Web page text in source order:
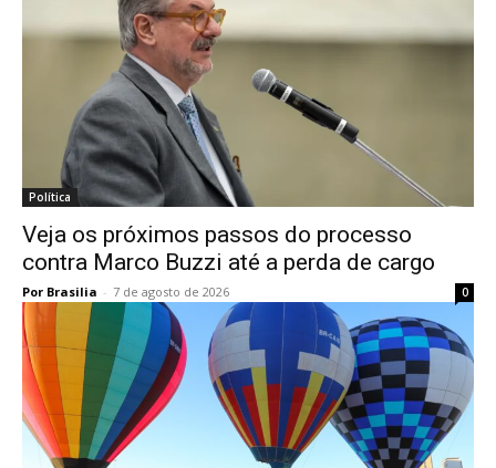
Política
Veja os próximos passos do processo
contra Marco Buzzi até a perda de cargo
Por Brasilia - 7 de agosto de 2026 0